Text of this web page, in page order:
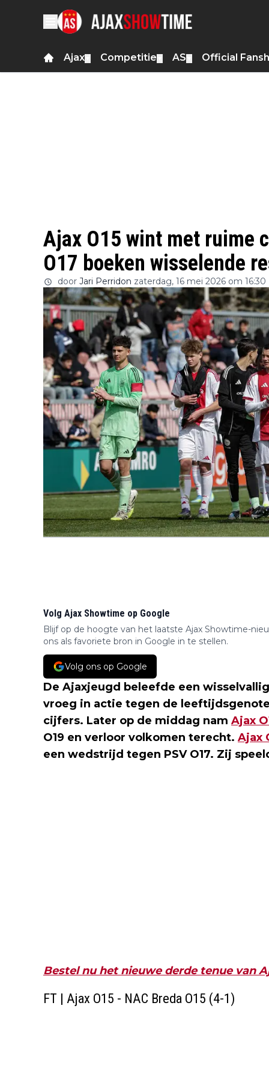
Ajax Competitie AS Official
Ajax O15 wint met ruime
O17 boeken wisselende
door Jari Perridon zaterdag, 16 mei 2026 om 16:30
Volg Ajax Showtime op Google
Blijf op de hoogte van het laatste Ajax Showtime-
ons als favoriete bron in Google in te stellen.
Volg ons op Google
De Ajaxjeugd beleefde een
vroeg in actie tegen de
cijfers. Later op de middag nam Ajax
O19 en verloor volkomen terecht. Ajax
een wedstrijd tegen PSV O17. Zij
Bestel nu het nieuwe derde tenue van
FT | Ajax O15 - NAC Breda O15 (4-1)